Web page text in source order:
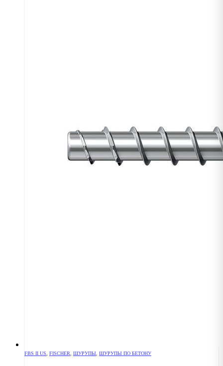
FBS II US, FISCHER, ШУРУПЫ, ШУРУПЫ ПО БЕТОНУ